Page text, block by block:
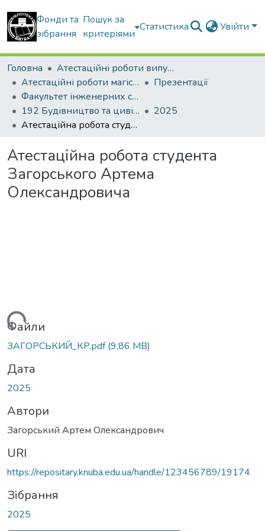
Фонди та
зібрання
Пошук за
критеріями
Статистика Увійти
Головна
Атестаційні роботи випускників
Атестаційні роботи магістрів
Презентації
Факультет інженерних систем та екології
192 Будівництво та цивільна інженерія. Теплогазопостачання і вентиляція
2025
Атестаційна робота студента Загорського Артема Олександровича
Атестаційна робота студента
Загорського Артема
Олександровича
Вантажиться...
Файли
ЗАГОРСЬКИЙ_КР.pdf(9,86 MB)
Дата
2025
Автори
Загорський Артем Олександрович
URI
https://repositary.knuba.edu.ua/handle/123456789/19174
Зібрання
2025